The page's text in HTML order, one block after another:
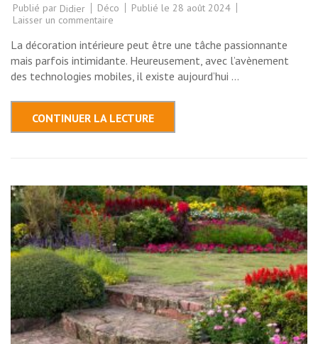
Publié par Didier Déco Publié le 28 août 2024
Laisser un commentaire
meilleures
applications
de
décoration
intérieure
transformer
espace
La décoration intérieure peut être une tâche passionnante
mais parfois intimidante. Heureusement, avec l’avènement
des technologies mobiles, il existe aujourd’hui …
CONTINUER LA LECTURE